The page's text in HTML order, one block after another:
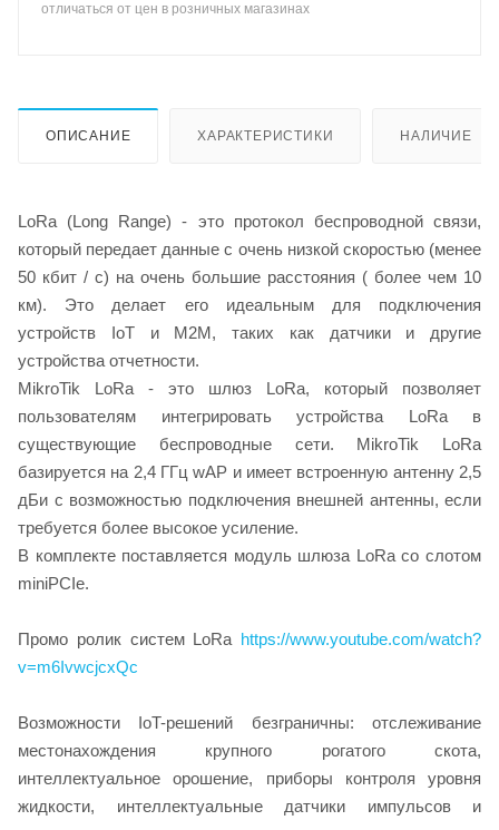
отличаться от цен в розничных магазинах
ОПИСАНИЕ ХАРАКТЕРИСТИКИ НАЛИЧИЕ
LoRa (Long Range) - это протокол беспроводной связи,
который передает данные с очень низкой скоростью (менее
50 кбит / с) на очень большие расстояния ( более чем 10
км). Это делает его идеальным для подключения
устройств IoT и M2M, таких как датчики и другие
устройства отчетности.
MikroTik LoRa - это шлюз LoRa, который позволяет
пользователям интегрировать устройства LoRa в
существующие беспроводные сети. MikroTik LoRa
базируется на 2,4 ГГц wAP и имеет встроенную антенну 2,5
дБи с возможностью подключения внешней антенны, если
требуется более высокое усиление.
В комплекте поставляется модуль шлюза LoRa cо слотом
miniPCIe.
Промо ролик систем LoRa https://www.youtube.com/watch?
v=m6IvwcjcxQc
Возможности IoT-решений безграничны: отслеживание
местонахождения крупного рогатого скота,
интеллектуальное орошение, приборы контроля уровня
жидкости, интеллектуальные датчики импульсов и